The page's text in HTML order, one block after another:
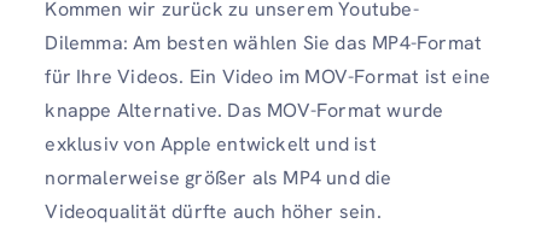
Kommen wir zurück zu unserem Youtube-
Dilemma: Am besten wählen Sie das MP4-Format
für Ihre Videos. Ein Video im MOV-Format ist eine
knappe Alternative. Das MOV-Format wurde
exklusiv von Apple entwickelt und ist
normalerweise größer als MP4 und die
Videoqualität dürfte auch höher sein.